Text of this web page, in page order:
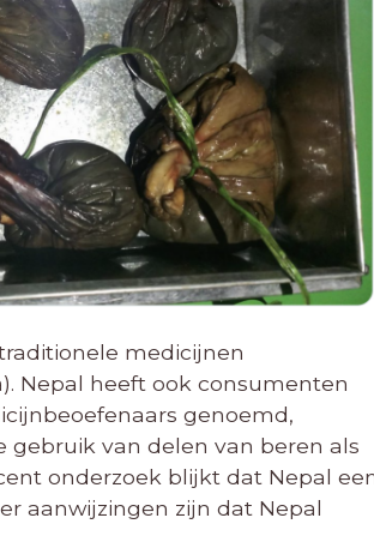
medicijnen
Nepal heeft ook consumenten
genoemd,
gebruik van delen van beren als
onderzoek blijkt dat Nepal
aanwijzingen zijn dat Nepal